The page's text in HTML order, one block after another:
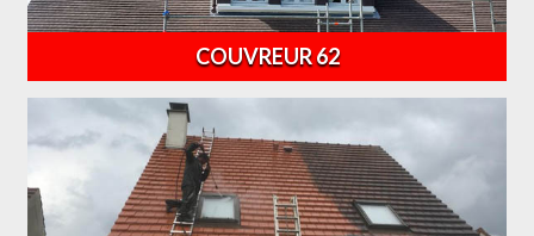
COUVREUR 62